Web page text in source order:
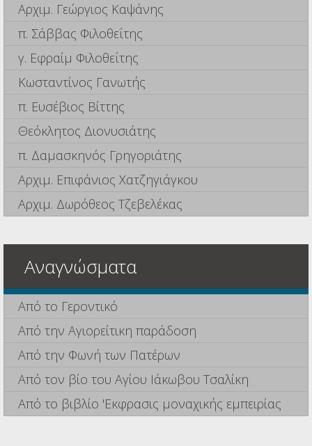
Αρχιμ. Γεώργιος Καψάνης
π. Σάββας Φιλοθεΐτης
γ. Εφραίμ Φιλοθεΐτης
Κωσταντίνος Γανωτής
π. Ευσέβιος Βίττης
Θεόκλητος Διονυσιάτης
π. Δαμασκηνός Γρηγοριάτης
Αρχιμ. Επιφάνιος Χατζηγιάγκου
Αρχιμ. Δωρόθεος Τζεβελέκας
Αναγνώσματα
Από το Γεροντικό
Από την Αγιορείτικη παράδοση
Από την Φωνή των Πατέρων
Από τον βίο του Αγίου Ιάκωβου Τσαλίκη
Από το βιβλίο 'Εκφρασις μοναχικής εμπειρίας